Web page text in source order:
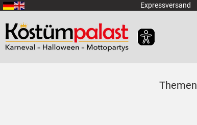
Zum Hauptinhalt springen Expressversand
Themen